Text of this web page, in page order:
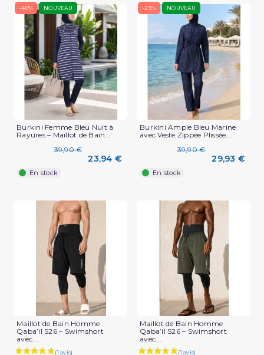
-40% NOUVEAU
Burkini Femme Bleu Nuit à
Rayures – Maillot de Bain...
39,90 €
23,94 €
En stock
-25% NOUVEAU
Burkini Ample Bleu Marine
avec Veste Zippée Plissée...
39,90 €
29,93 €
En stock
Maillot de Bain Homme
Qaba’il S26 – Swimshort
avec...
Maillot de Bain Homme
Qaba’il S26 – Swimshort
avec...